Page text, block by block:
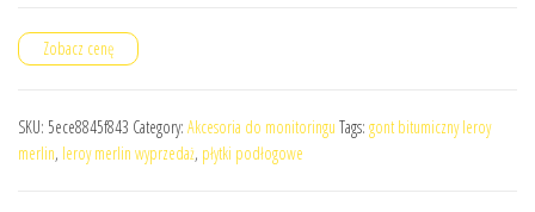
Zobacz cenę
SKU: 5ece8845f843 Category: Akcesoria do monitoringu Tags: gont bitumiczny leroy
merlin, leroy merlin wyprzedaż, płytki podłogowe